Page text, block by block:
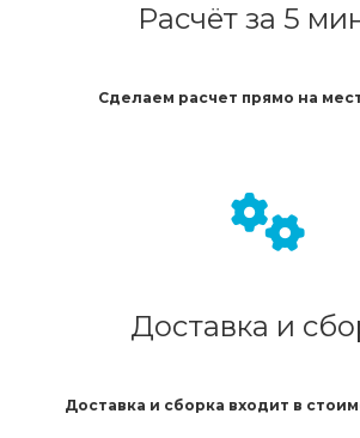
Расчёт за 5
Сделаем расчет прямо на
Доставка и
Доставка и сборка входит в